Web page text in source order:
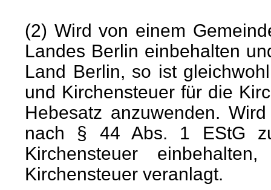
(2) Wird von einem
Landes Berlin einbehalten
Land Berlin, so ist
und Kirchensteuer für die
Hebesatz anzuwenden.
nach § 44 Abs. 1 EStG
Kirchensteuer
Kirchensteuer veranlagt.